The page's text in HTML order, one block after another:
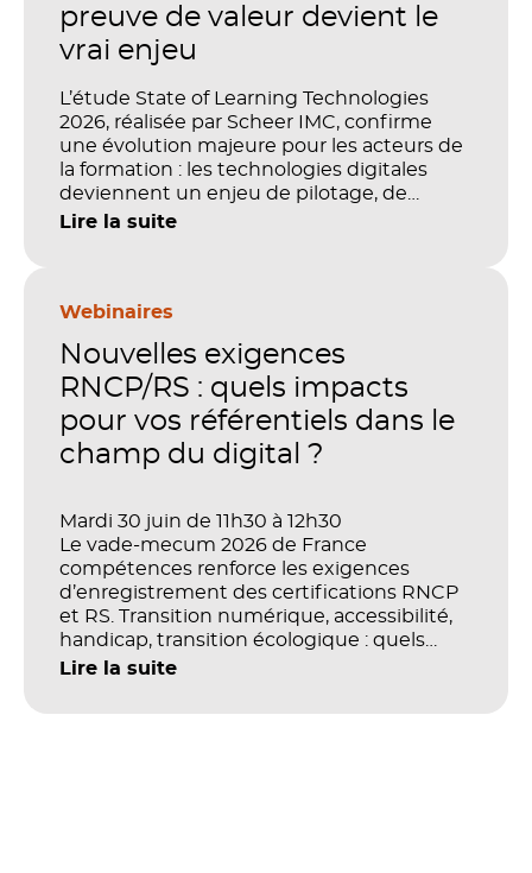
preuve de valeur devient le
vrai enjeu
L’étude State of Learning Technologies
2026, réalisée par Scheer IMC, confirme
une évolution majeure pour les acteurs de
la formation : les technologies digitales
deviennent un enjeu de pilotage, de
performance et de preuve de valeur. IA,
stratégique. Mais comment démontrer
investissements sur les compétences, la
productivité et la performance des
Lire la suite
Webinaires
Nouvelles exigences
RNCP/RS : quels impacts
pour vos référentiels dans le
champ du digital ?
Mardi 30 juin de 11h30 à 12h30
Le vade-mecum 2026 de France
compétences renforce les exigences
d’enregistrement des certifications RNCP
et RS. Transition numérique, accessibilité,
handicap, transition écologique : quels
impacts concrets pour les référentiels dans
Lire la suite